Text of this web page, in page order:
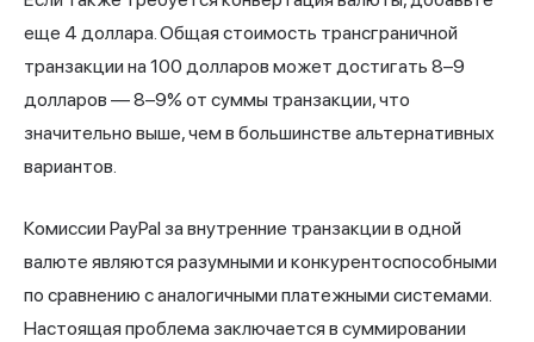
еще 4 доллара. Общая стоимость трансграничной
транзакции на 100 долларов может достигать 8–9
долларов — 8–9% от суммы транзакции, что
значительно выше, чем в большинстве альтернативных
вариантов.
Комиссии PayPal за внутренние транзакции в одной
валюте являются разумными и конкурентоспособными
по сравнению с аналогичными платежными системами.
Настоящая проблема заключается в суммировании